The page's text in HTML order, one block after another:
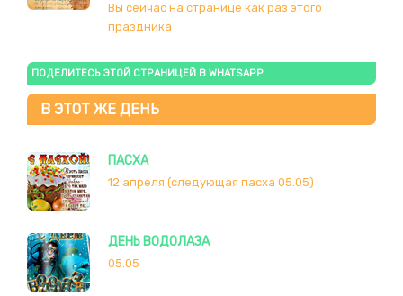
Вы сейчас на странице как раз этого
праздника
ПОДЕЛИТЕСЬ ЭТОЙ СТРАНИЦЕЙ В WHATSAPP
В ЭТОТ ЖЕ ДЕНЬ
ПАСХА
12 апреля (следующая пасха 05.05)
ДЕНЬ ВОДОЛАЗА
05.05